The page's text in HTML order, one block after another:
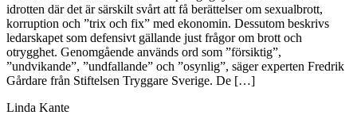
idrotten där det är särskilt svårt att få berättelser om sexualbrott,
korruption och ”trix och fix” med ekonomin. Dessutom beskrivs
ledarskapet som defensivt gällande just frågor om brott och
otrygghet. Genomgående används ord som ”försiktig”,
”undvikande”, ”undfall­ande” och ”osyn­lig”, säger experten Fredrik
Gårdare från Stiftelsen Tryggare Sverige. De […]
Linda Kante